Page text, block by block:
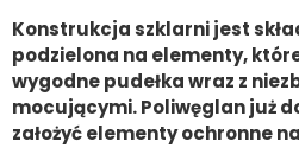
Konstrukcja szklarni jest
podzielona na elementy,
wygodne pudełka wraz z
mocującymi. Poliwęglan już
założyć elementy ochronne